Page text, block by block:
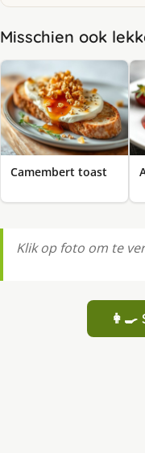
Misschien ook
Camembert toast
Klik op foto om te
👩‍🍳